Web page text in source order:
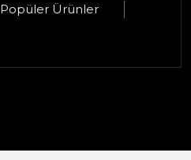
Popüler Ürünler